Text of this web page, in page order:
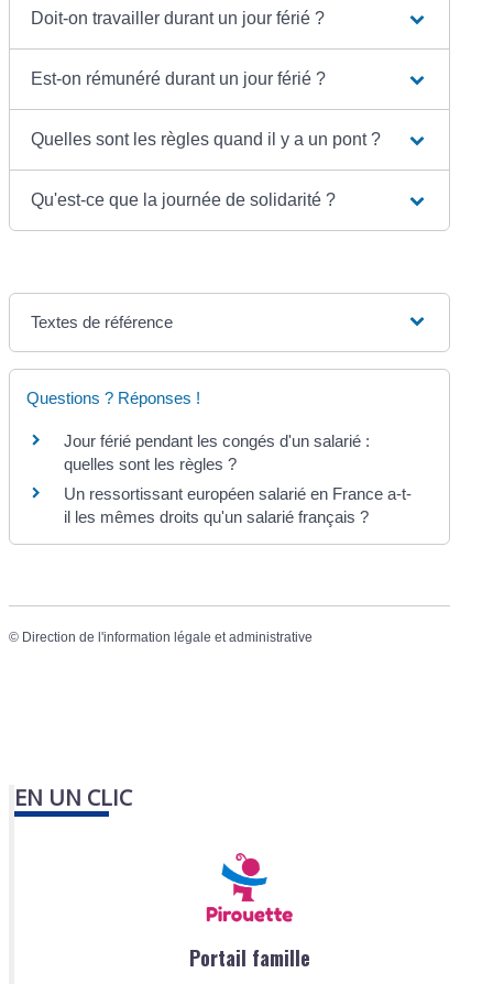
Doit-on travailler durant un jour férié ?
Est-on rémunéré durant un jour férié ?
Quelles sont les règles quand il y a un pont ?
Qu'est-ce que la journée de solidarité ?
Textes de référence
Questions ? Réponses !
Jour férié pendant les congés d'un salarié :
quelles sont les règles ?
Un ressortissant européen salarié en France a-t-
il les mêmes droits qu'un salarié français ?
© Direction de l'information légale et administrative
EN UN CLIC
Portail famille